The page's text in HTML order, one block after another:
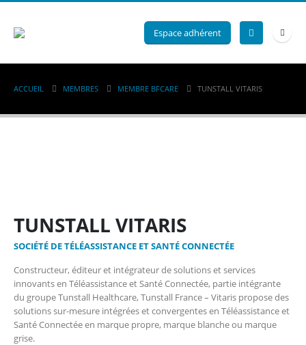
Espace adhérent
ACCUEIL MEMBRES MEMBRE BFCARE TUNSTALL VITARIS
TUNSTALL VITARIS
SOCIÉTÉ DE TÉLÉASSISTANCE ET SANTÉ CONNECTÉE
Constructeur, éditeur et intégrateur de solutions et services
innovants en Téléassistance et Santé Connectée, partie intégrante
du groupe Tunstall Healthcare, Tunstall France – Vitaris propose des
solutions sur-mesure intégrées et convergentes en Téléassistance et
Santé Connectée en marque propre, marque blanche ou marque
grise.